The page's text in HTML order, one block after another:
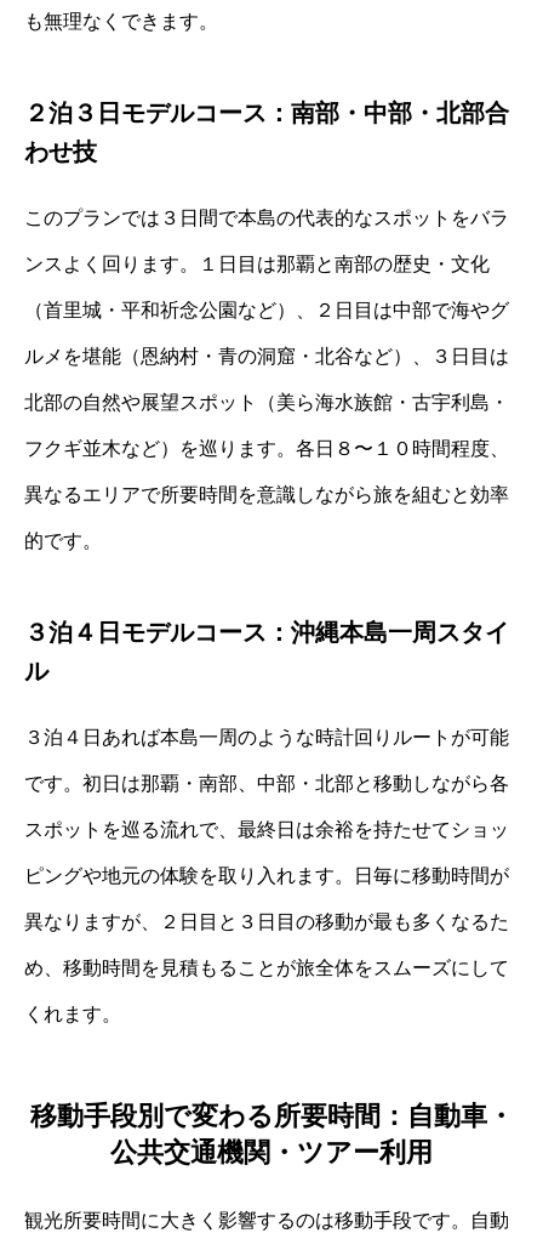
も無理なくできます。
２泊３日モデルコース：南部・中部・北部合
わせ技
このプランでは３日間で本島の代表的なスポットをバラ
ンスよく回ります。１日目は那覇と南部の歴史・文化
（首里城・平和祈念公園など）、２日目は中部で海やグ
ルメを堪能（恩納村・青の洞窟・北谷など）、３日目は
北部の自然や展望スポット（美ら海水族館・古宇利島・
フクギ並木など）を巡ります。各日８〜１０時間程度、
異なるエリアで所要時間を意識しながら旅を組むと効率
的です。
３泊４日モデルコース：沖縄本島一周スタイ
ル
３泊４日あれば本島一周のような時計回りルートが可能
です。初日は那覇・南部、中部・北部と移動しながら各
スポットを巡る流れで、最終日は余裕を持たせてショッ
ピングや地元の体験を取り入れます。日毎に移動時間が
異なりますが、２日目と３日目の移動が最も多くなるた
め、移動時間を見積もることが旅全体をスムーズにして
くれます。
移動手段別で変わる所要時間：自動車・
公共交通機関・ツアー利用
観光所要時間に大きく影響するのは移動手段です。自動